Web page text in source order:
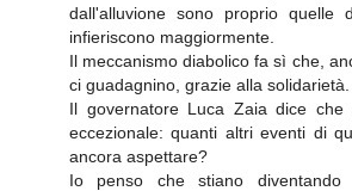
dall'alluvione sono proprio quelle
infieriscono maggiormente.
Il meccanismo diabolico fa sì che,
ci guadagnino, grazie alla solidarietà.
Il governatore Luca Zaia dice
eccezionale: quanti altri eventi di
ancora aspettare?
Io penso che stiano